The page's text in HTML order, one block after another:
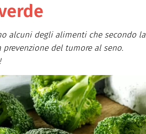
alcuni degli alimenti che secondo la
del tumore al seno.